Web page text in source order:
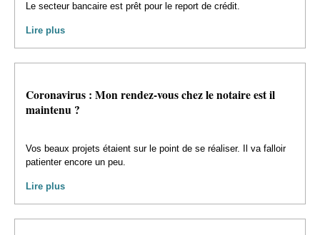
Le secteur bancaire est prêt pour le report de crédit.
Lire plus
Coronavirus : Mon rendez-vous chez le notaire est il
maintenu ?
Vos beaux projets étaient sur le point de se réaliser. Il va falloir
patienter encore un peu.
Lire plus